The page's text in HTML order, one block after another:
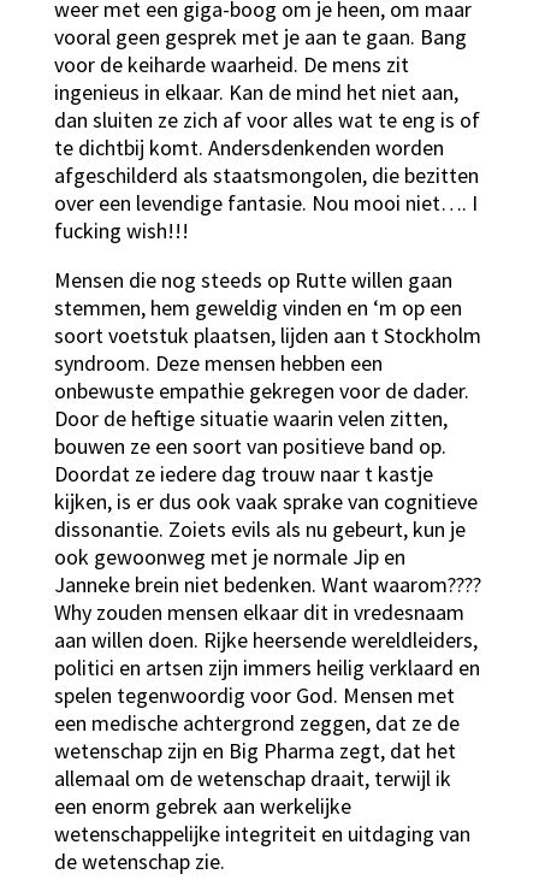
weer met een giga-boog om je heen, om maar
vooral geen gesprek met je aan te gaan. Bang
voor de keiharde waarheid. De mens zit
ingenieus in elkaar. Kan de mind het niet aan,
dan sluiten ze zich af voor alles wat te eng is of
te dichtbij komt. Andersdenkenden worden
afgeschilderd als staatsmongolen, die bezitten
over een levendige fantasie. Nou mooi niet…. I
fucking wish!!!
Mensen die nog steeds op Rutte willen gaan
stemmen, hem geweldig vinden en ‘m op een
soort voetstuk plaatsen, lijden aan t Stockholm
syndroom. Deze mensen hebben een
onbewuste empathie gekregen voor de dader.
Door de heftige situatie waarin velen zitten,
bouwen ze een soort van positieve band op.
Doordat ze iedere dag trouw naar t kastje
kijken, is er dus ook vaak sprake van cognitieve
dissonantie. Zoiets evils als nu gebeurt, kun je
ook gewoonweg met je normale Jip en
Janneke brein niet bedenken. Want waarom????
Why zouden mensen elkaar dit in vredesnaam
aan willen doen. Rijke heersende wereldleiders,
politici en artsen zijn immers heilig verklaard en
spelen tegenwoordig voor God. Mensen met
een medische achtergrond zeggen, dat ze de
wetenschap zijn en Big Pharma zegt, dat het
allemaal om de wetenschap draait, terwijl ik
een enorm gebrek aan werkelijke
wetenschappelijke integriteit en uitdaging van
de wetenschap zie.